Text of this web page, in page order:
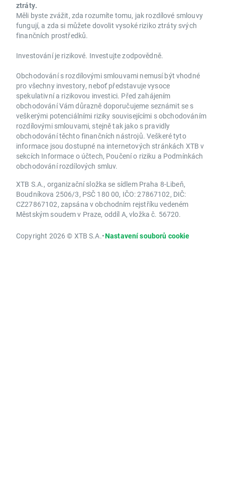
ztráty.
Měli byste zvážit, zda rozumíte tomu, jak rozdílové smlouvy
fungují, a zda si můžete dovolit vysoké riziko ztráty svých
finančních prostředků.
Investování je rizikové. Investujte zodpovědně.
Obchodování s rozdílovými smlouvami nemusí být vhodné
pro všechny investory, neboť představuje vysoce
spekulativní a rizikovou investici. Před zahájením
obchodování Vám důrazně doporučujeme seznámit se s
veškerými potenciálními riziky souvisejícími s obchodováním
rozdílovými smlouvami, stejně tak jako s pravidly
obchodování těchto finančních nástrojů. Veškeré tyto
informace jsou dostupné na internetových stránkách XTB v
sekcích Informace o účtech, Poučení o riziku a Podmínkách
obchodování rozdílových smluv.
XTB S.A., organizační složka se sídlem Praha 8-Libeň,
Boudníkova 2506/3, PSČ 180 00, IČO: 27867102, DIČ:
CZ27867102, zapsána v obchodním rejstříku vedeném
Městským soudem v Praze, oddíl A, vložka č. 56720.
Copyright 2026 © XTB S.A.•Nastavení souborů cookie